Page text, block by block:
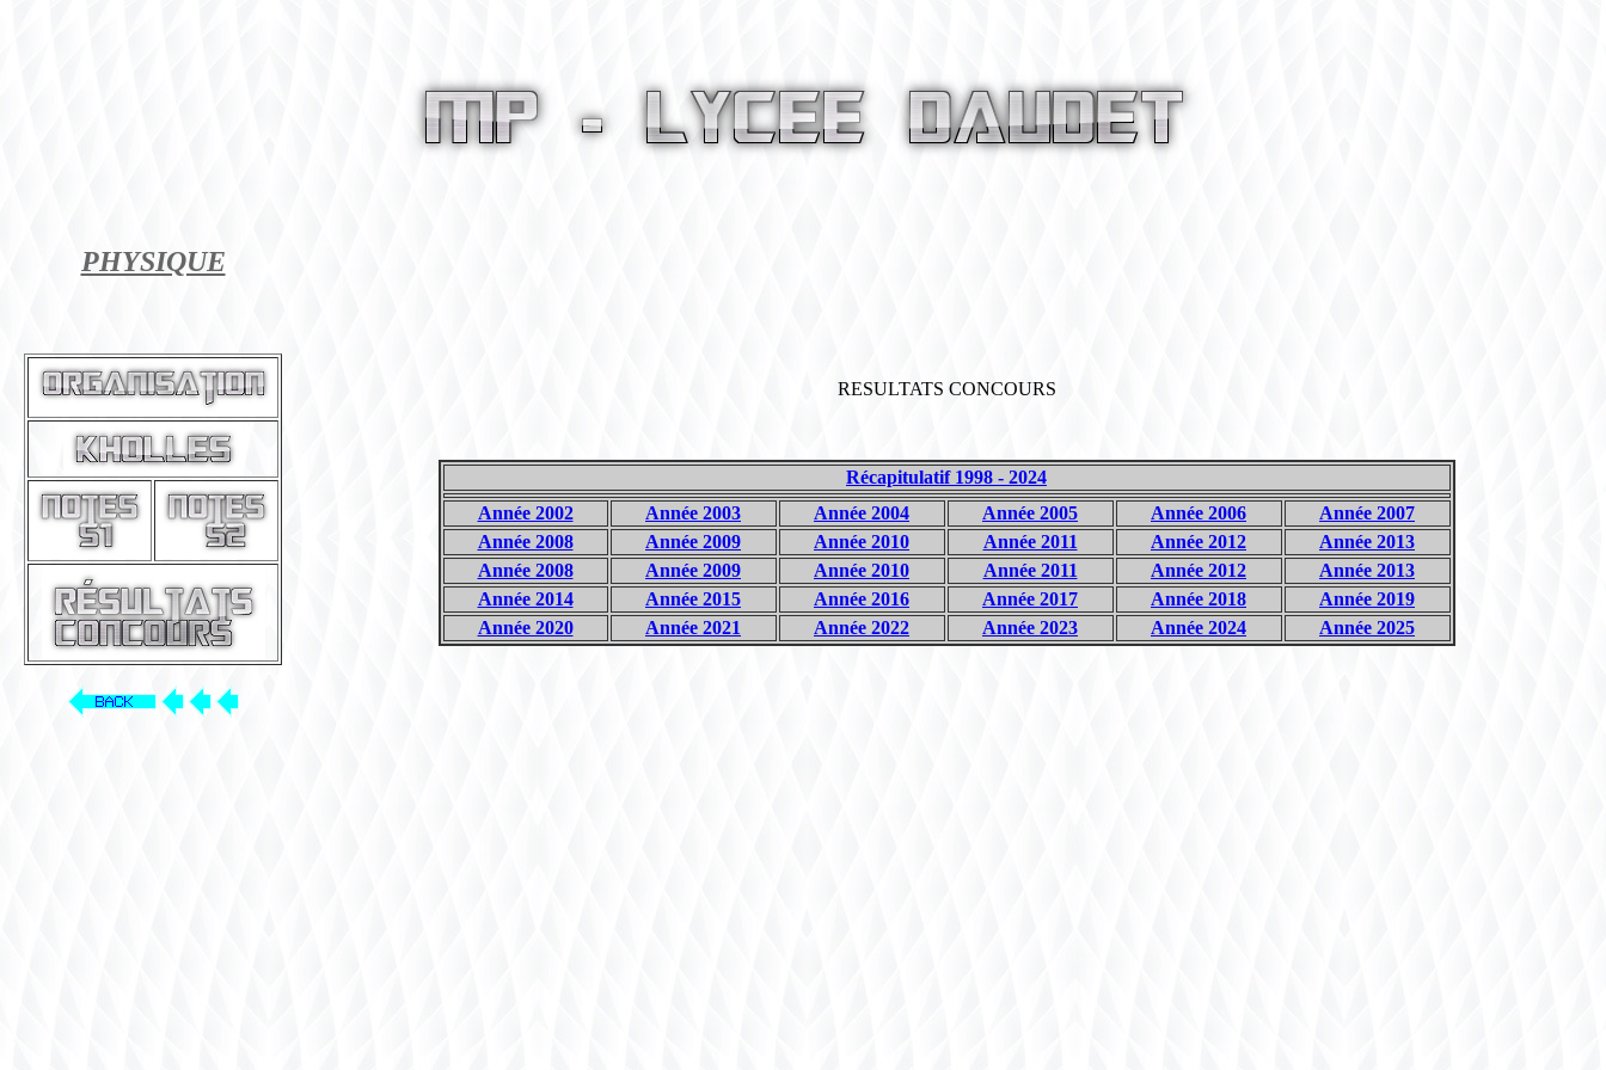
PHYSIQUE
RESULTATS CONCOURS
Récapitulatif 1998 - 2024
Année 2002
Année 2003 Année 2004 Année 2005 Année 2006
Année 2007
Année 2008
Année 2009 Année 2010 Année 2011 Année 2012
Année 2013
Année 2008
Année 2009 Année 2010 Année 2011 Année 2012
Année 2013
Année 2014
Année 2015 Année 2016 Année 2017 Année 2018
Année 2019
Année 2020
Année 2021 Année 2022 Année 2023 Année 2024 Année 2025